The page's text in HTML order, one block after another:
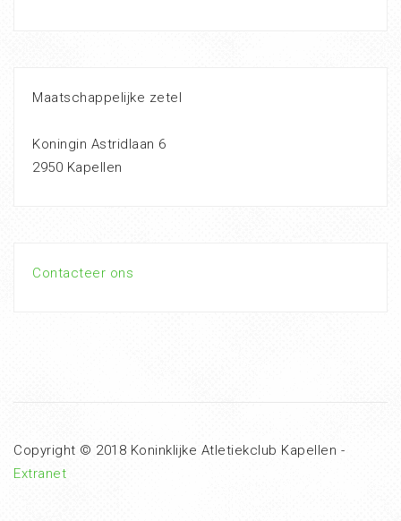
Maatschappelijke zetel
Koningin Astridlaan 6
2950 Kapellen
Contacteer ons
Copyright © 2018 Koninklijke Atletiekclub Kapellen -
Extranet